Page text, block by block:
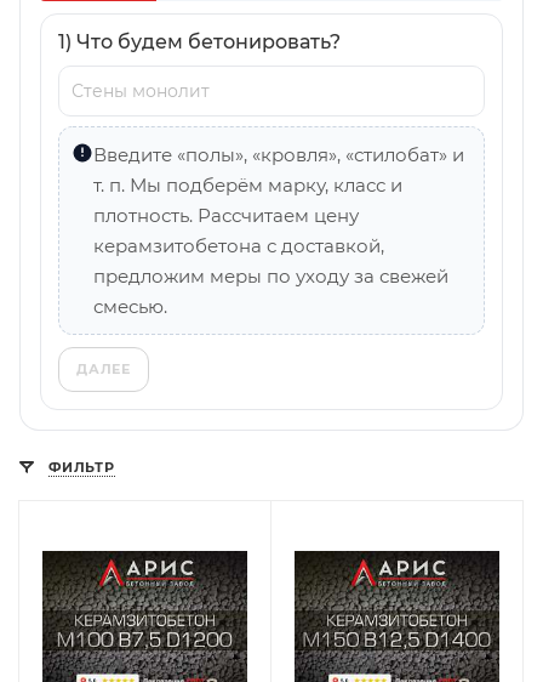
1) Что будем бетонировать?
Введите «полы», «кровля», «стилобат» и
т. п. Мы подберём марку, класс и
плотность. Рассчитаем цену
керамзитобетона с доставкой,
предложим меры по уходу за свежей
смесью.
ДАЛЕЕ
ФИЛЬТР